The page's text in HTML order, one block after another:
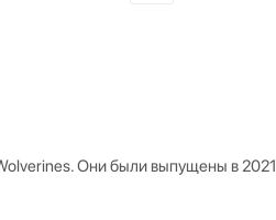
Они были выпущены в